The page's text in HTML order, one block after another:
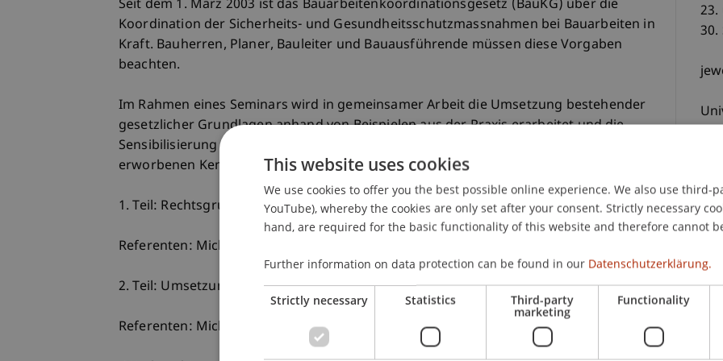
Seit dem 1. März 2003 ist das Bauarbeitenkoordinationsgesetz (BauKG) über die
Koordination der Sicherheits- und Gesundheitsschutzmassnahmen bei Bauarbeiten in
Kraft. Bauherren, Planer, Bauleiter und Bauausführende müssen diese Vorgaben
beachten.
Im Rahmen eines Seminars wird in gemeinsamer Arbeit die Umsetzung bestehender
gesetzlicher Grundlagen anhand von Beispielen aus der Praxis erarbeitet und die
Sensibilisierung der Arbeitssicherheit auf Baustellen gefördert. Die theoretisch
erworbenen Kenntnisse sollen in die praktische Anwendung umgesetzt werden können.
1. Teil: Rechtsgrundlagen
Referenten: Michael Zwerger, Marcel Wessner (AVW), Markus Ganahl (AVW)
2. Teil: Umsetzung in der Praxis
Referenten: Michael Zwerger, Marcel Wessner (AVW), Markus Ganahl (AVW)
23.
30.
This website uses cookies
We use cookies to offer you the best possible online experience. We also use third-
YouTube), whereby the cookies are only set after your consent. Strictly necessary
hand, are required for the basic functionality of this website and therefore cannot
Further information on data protection can be found in our Datenschutzerklärung.
Strictly necessary Statistics Third-party
marketing
Functionality